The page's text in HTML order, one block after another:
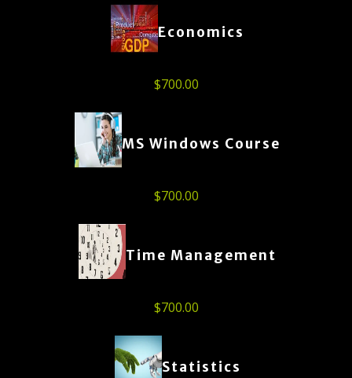
Economics
$700.00
MS Windows Course
$700.00
Time Management
$700.00
Statistics